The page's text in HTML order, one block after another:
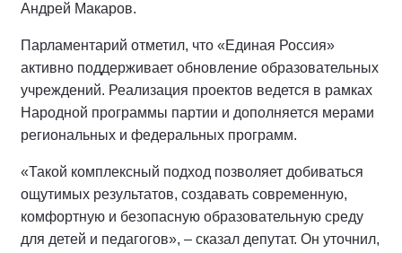
Андрей Макаров.
Парламентарий отметил, что «Единая Россия»
активно поддерживает обновление образовательных
учреждений. Реализация проектов ведется в рамках
Народной программы партии и дополняется мерами
региональных и федеральных программ.
«Такой комплексный подход позволяет добиваться
ощутимых результатов, создавать современную,
комфортную и безопасную образовательную среду
для детей и педагогов», – сказал депутат. Он уточнил,